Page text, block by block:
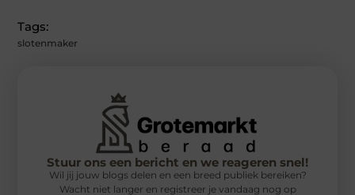
Tags:
slotenmaker
Stuur ons een bericht en we reageren snel!
Wil jij jouw blogs delen en een breed publiek bereiken?
Wacht niet langer en registreer je vandaag nog op